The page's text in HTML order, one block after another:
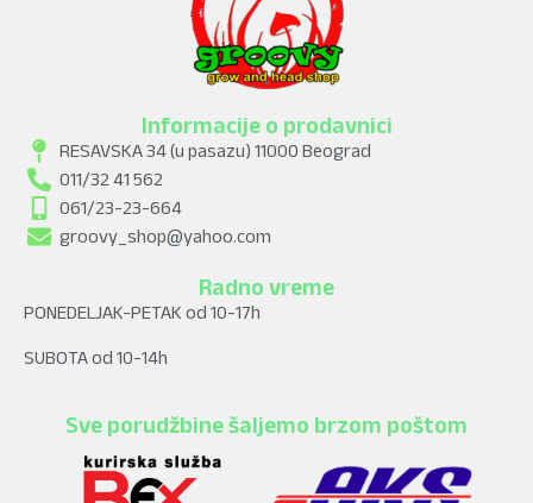
Informacije o prodavnici
RESAVSKA 34 (u pasazu) 11000 Beograd
011/32 41 562
061/23-23-664
groovy_shop@yahoo.com
Radno vreme
PONEDELJAK-PETAK od 10-17h
SUBOTA od 10-14h
Sve porudžbine šaljemo brzom poštom